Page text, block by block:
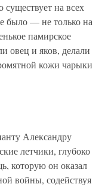
существует на всех
было — не только на
памирское
овец и яков, делали
кожи чарыки
Александру
летчики, глубоко
которую он оказал
войны, содействуя